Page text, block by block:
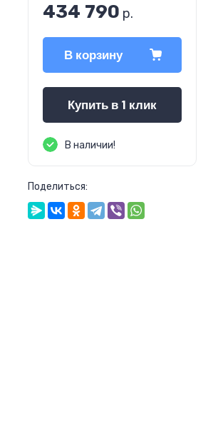
434 790 р.
В корзину
Купить в 1 клик
В наличии!
Поделиться: